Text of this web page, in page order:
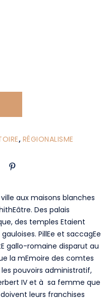
, RÉGIONALISME
aux maisons blanches
Des palais
des temples Etaient
PillEe et saccagEe
gallo-romaine disparut au
la mEmoire des comtes
pouvoirs administratif,
IV et à sa femme que
leurs franchises